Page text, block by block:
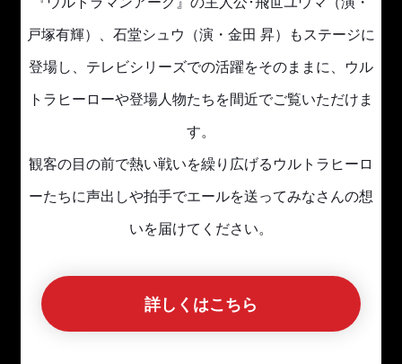
戸塚有輝）、石堂シュウ（演・金田 昇）もステージに
登場し、テレビシリーズでの活躍をそのままに、ウル
トラヒーローや登場人物たちを間近でご覧いただけま
す。
観客の目の前で熱い戦いを繰り広げるウルトラヒーロ
ーたちに声出しや拍手でエールを送ってみなさんの想
いを届けてください。
詳しくはこちら